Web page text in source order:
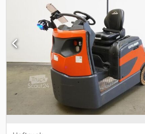
Spanningsomvormer - Stalen frame +
Tjpbok - Bouwhoogte inclusief
mm - zonder verwarming -
dimlicht, remlichten en richtingaanwijzers
waarschuwingssignaal bij achteruitrijden -
insteekkoppeling geschroefd -
Toegangscontrole: PIN-code - Standaard
(kunstleder) - Clusterbesturing zijdelings
Drukknop aan de achterzijde - 7-polige
3-traps trekhaak geschroefd - 12V
Voorruit groen getint - Zonneklep